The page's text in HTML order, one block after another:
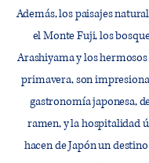
Además, los paisajes
el Monte Fuji, los
Arashiyama y los
primavera, son
gastronomía japonesa,
ramen, y la hospitalidad
hacen de Japón un